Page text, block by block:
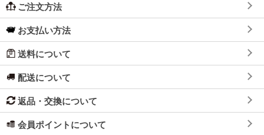
ご注文方法
お支払い方法
送料について
配送について
返品・交換について
会員ポイントについて